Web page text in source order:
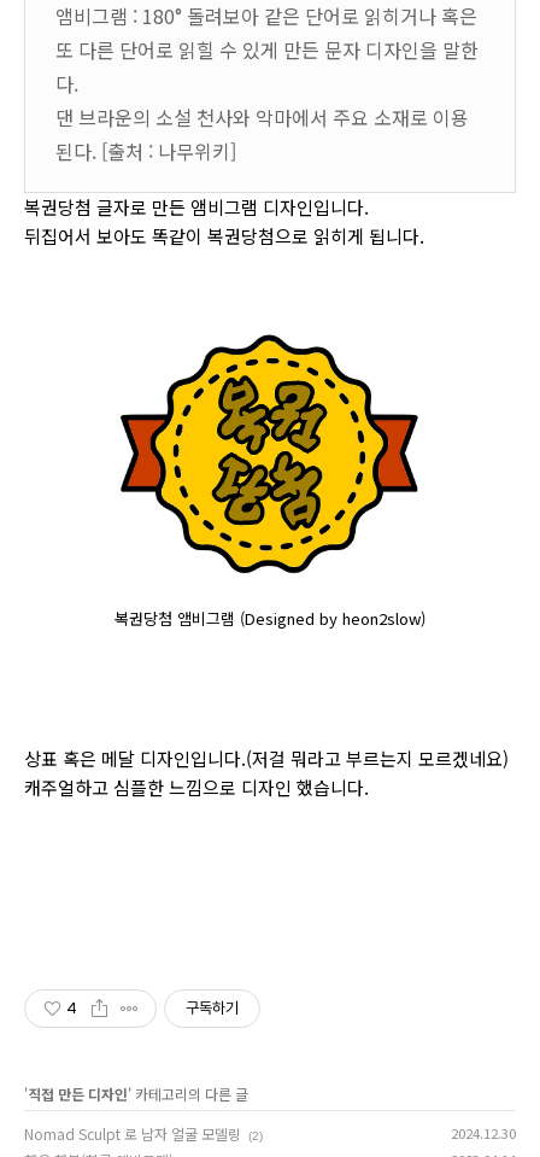
앰비그램 : 180° 돌려보아 같은 단어로 읽히거나 혹은
또 다른 단어로 읽힐 수 있게 만든 문자 디자인을 말한
다.
댄 브라운의 소설 천사와 악마에서 주요 소재로 이용
된다. [출처 : 나무위키]
복권당첨 글자로 만든 앰비그램 디자인입니다.
뒤집어서 보아도 똑같이 복권당첨으로 읽히게 됩니다.
복권당첨 앰비그램 (Designed by heon2slow)
상표 혹은 메달 디자인입니다.(저걸 뭐라고 부르는지 모르겠네요)
캐주얼하고 심플한 느낌으로 디자인 했습니다.
4 구독하기
'직접 만든 디자인' 카테고리의 다른 글
Nomad Sculpt 로 남자 얼굴 모델링
(2) 2024.12.30